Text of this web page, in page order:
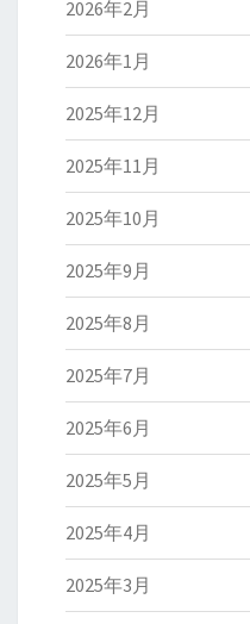
2026年2月
2026年1月
2025年12月
2025年11月
2025年10月
2025年9月
2025年8月
2025年7月
2025年6月
2025年5月
2025年4月
2025年3月